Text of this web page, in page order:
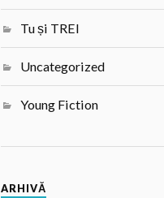
Tu și TREI
Uncategorized
Young Fiction
ARHIVĂ